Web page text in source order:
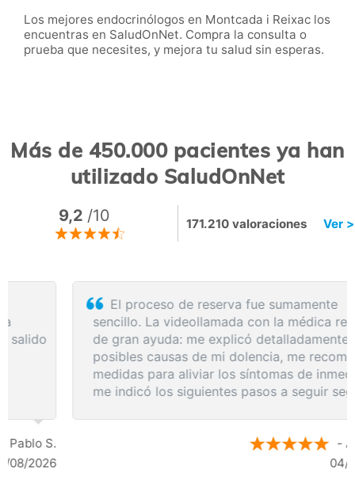
Los mejores endocrinólogos en Montcada i Reixac los
encuentras en SaludOnNet. Compra la consulta o
prueba que necesites, y mejora tu salud sin esperas.
Más de 450.000 pacientes ya han
utilizado SaludOnNet
9,2 /10 171.210 valoraciones Ver >
El proceso de reserva fue sumamente
sencillo. La videollamada con la médica resultó
de gran ayuda: me explicó detalladamente las
posibles causas de mi dolencia, me recomendó
medidas para aliviar los síntomas de inmediato y
me indicó los siguientes pasos a seguir según
- Anónimo
04/08/2026